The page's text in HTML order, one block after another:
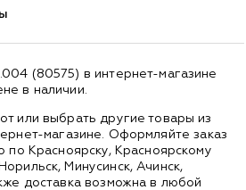
(80575) в интернет-магазине
в наличии.
или выбрать другие товары из
магазине. Оформляйте заказ
по Красноярску, Красноярскому
Минусинск, Ачинск,
доставка возможна в любой